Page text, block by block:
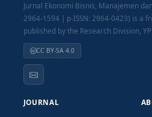
Jurnal Ekonomi Bisnis, Manajemen
2964-1594 | p-ISSN: 2964-0423) is a
published by the Research Division,
CC BY-SA 4.0
JOURNAL